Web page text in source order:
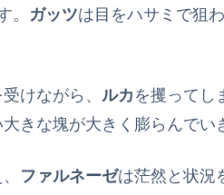
。 ガッツは目をハサミで狙
けながら、 ルカ を攫ってし
きな塊が大きく膨らんでい
ファルネーゼは茫然と状況